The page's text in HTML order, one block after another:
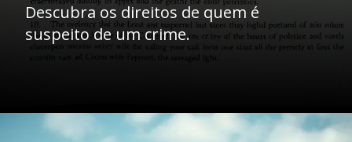
Descubra os direitos de quem é
suspeito de um crime.
Opening https://ademilsoncs.adv.br/